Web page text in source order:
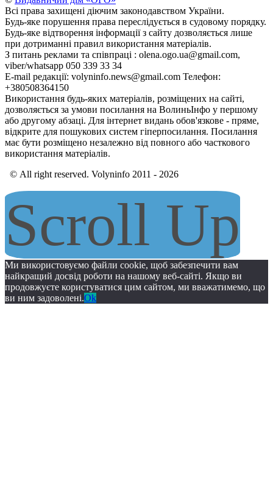
Всі права захищені діючим законодавством України.
Будь-яке порушення права переслідується в судовому порядку.
Будь-яке відтворення інформації з сайту дозволяється лише
при дотриманні правил використання матеріалів.
З питань реклами та співпраці : olena.ogo.ua@gmail.com,
viber/whatsapp 050 339 33 34
E-mail редакції: volyninfo.news@gmail.com Телефон:
+380508364150
Використання будь-яких матеріалів, розміщених на сайті,
дозволяється за умови посилання на ВолиньІнфо у першому
або другому абзаці. Для інтернет видань обов'язкове - пряме,
відкрите для пошукових систем гіперпосилання. Посилання
має бути розміщено незалежно від повного або часткового
використання матеріалів.
© All right reserved. Volyninfo 2011 - 2026
Scroll Up
Ми використовуємо файли cookie, щоб забезпечити вам
найкращий досвід роботи на нашому веб-сайті. Якщо ви
продовжуєте користуватися цим сайтом, ми вважатимемо, що
ви ним задоволені.Ok